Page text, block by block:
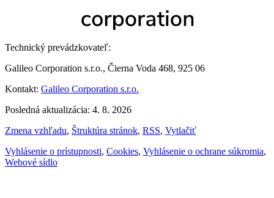
Technický prevádzkovateľ:
Galileo Corporation s.r.o., Čierna Voda 468, 925 06
Kontakt: Galileo Corporation s.r.o.
Posledná aktualizácia: 4. 8. 2026
Zmena vzhľadu, Štruktúra stránok, RSS, Vytlačiť
Vyhlásenie o prístupnosti, Cookies, Vyhlásenie o ochrane súkromia,
Webové sídlo